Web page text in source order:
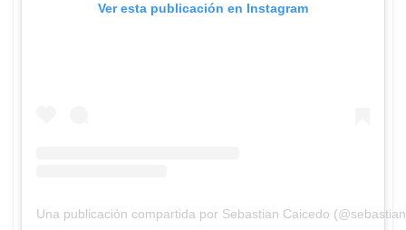
Ver esta publicación en Instagram
Una publicación compartida por Sebastian Caicedo